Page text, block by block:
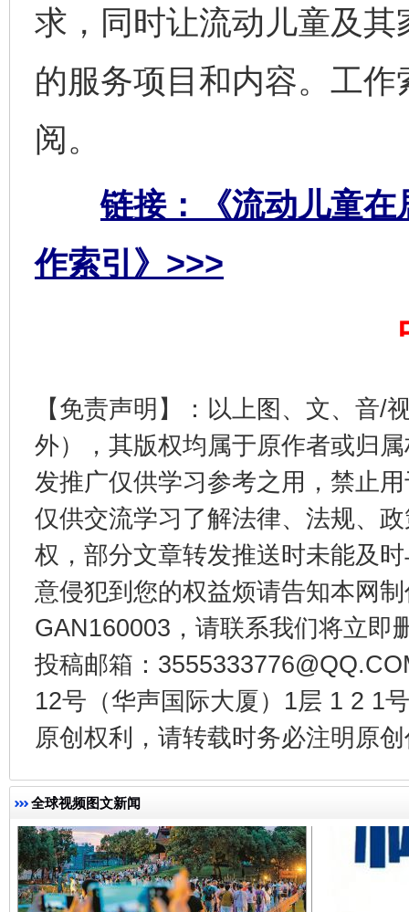
求，同时让流动儿童及
的服务项目和内容。工
阅。
链接：《流动儿童
作索引》>>>
【免责声明】：以上图、文、音/
外），其版权均属于原作者或归
发推广仅供学习参考之用，禁止
仅供交流学习了解法律、法规、
权，部分文章转发推送时未能及
意侵犯到您的权益烦请告知本网
GAN160003，请联系我们将立即
投稿邮箱：
12号（华声国际大厦）1层 1 2 1
原创权利，请转载时务必注明原
全球视频图文新闻
东山县通报“牛蛙产品抗生素超标问题” 法
千年窑火 生生不息 一